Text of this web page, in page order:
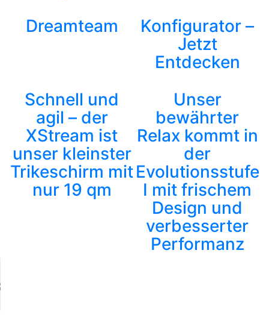
Dreamteam
Konfigurator –
Jetzt
Entdecken
Schnell und
agil – der
XStream ist
unser kleinster
Trikeschirm mit
nur 19 qm
Unser
bewährter
Relax kommt in
der
Evolutionsstufe
I mit frischem
Design und
verbesserter
Performanz